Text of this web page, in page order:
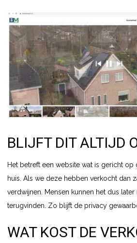
BLIJFT DIT ALTIJD
Het betreft een website wat is gericht
huis. Als we deze hebben verkocht dan
verdwijnen. Mensen kunnen het dus
terugvinden. Zo blijft de privacy
WAT KOST DE